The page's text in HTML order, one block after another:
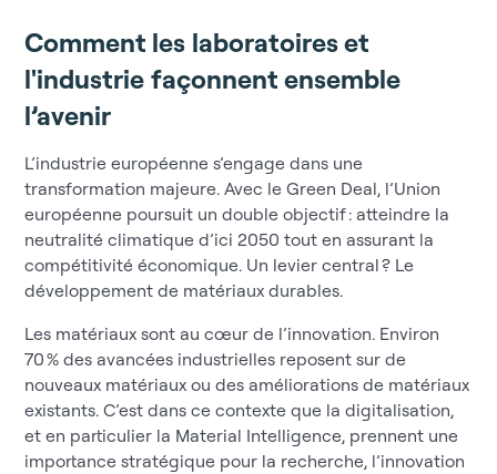
Comment les laboratoires et
l'industrie façonnent ensemble
l’avenir
L’industrie européenne s’engage dans une
transformation majeure. Avec le Green Deal, l’Union
européenne poursuit un double objectif : atteindre la
neutralité climatique d’ici 2050 tout en assurant la
compétitivité économique. Un levier central ? Le
développement de matériaux durables.
Les matériaux sont au cœur de l’innovation. Environ
70 % des avancées industrielles reposent sur de
nouveaux matériaux ou des améliorations de matériaux
existants. C’est dans ce contexte que la digitalisation,
et en particulier la Material Intelligence, prennent une
importance stratégique pour la recherche, l’innovation